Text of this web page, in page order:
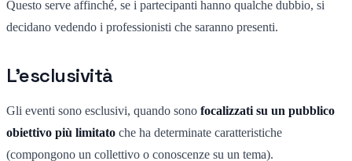
Questo serve affinché, se i partecipanti hanno qualche dubbio, si
decidano vedendo i professionisti che saranno presenti.
L'esclusività
Gli eventi sono esclusivi, quando sono focalizzati su un pubblico
obiettivo più limitato che ha determinate caratteristiche
(compongono un collettivo o conoscenze su un tema).